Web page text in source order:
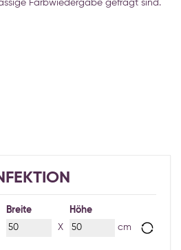
Farbwiedergabe gefragt sind.
Breite
X
Höhe
cm